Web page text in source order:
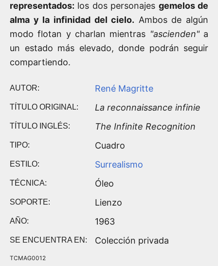
representados: los dos personajes gemelos de
alma y la infinidad del cielo. Ambos de algún
modo flotan y charlan mientras "ascienden"a
un estado más elevado, donde podrán seguir
compartiendo.
AUTOR: René Magritte
TÍTULO ORIGINAL: La reconnaissance infinie
TÍTULO INGLÉS: The Infinite Recognition
TIPO: Cuadro
ESTILO: Surrealismo
TÉCNICA: Óleo
SOPORTE: Lienzo
AÑO: 1963
SE ENCUENTRA EN: Colección privada
TCMAG0012